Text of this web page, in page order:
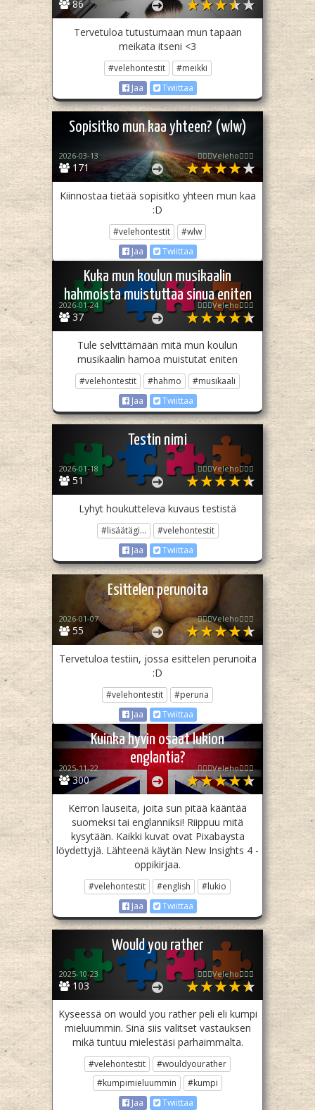
86
Tervetuloa tutustumaan mun tapaan
meikata itseni <3
#velehontestit
#meikki
Jaa
Twiittaa
Sopisitko mun kaa yhteen? (wlw)
171
2026-03-13 🧙🏻‍♀️Veleho🧙🏻‍♀️
Kiinnostaa tietää sopisitko yhteen mun kaa
:D
#velehontestit
#wlw
Jaa
Twiittaa
Kuka mun koulun musikaalin
hahmoista muistuttaa sinua eniten
37
2026-01-24 🧙🏻‍♀️Veleho🧙🏻‍♀️
Tule selvittämään mitä mun koulun
musikaalin hamoa muistutat eniten
#velehontestit #hahmo
#musikaali
Jaa
Twiittaa
Testin nimi
51
2026-01-18 🧙🏻‍♀️Veleho🧙🏻‍♀️
Lyhyt houkutteleva kuvaus testistä
#lisäätägi...
#velehontestit
Jaa
Twiittaa
Esittelen perunoita
55
2026-01-07 🧙🏻‍♀️Veleho🧙🏻‍♀️
Tervetuloa testiin, jossa esittelen perunoita
:D
#velehontestit
#peruna
Jaa
Twiittaa
Kuinka hyvin osaat lukion
englantia?
300
2025-11-22 🧙🏻‍♀️Veleho🧙🏻‍♀️
Kerron lauseita, joita sun pitää kääntää
suomeksi tai englanniksi! Riippuu mitä
kysytään. Kaikki kuvat ovat Pixabaysta
löydettyjä. Lähteenä käytän New Insights 4 -
oppikirjaa.
#velehontestit #english
#lukio
Jaa
Twiittaa
Would you rather
103
2025-10-23 🧙🏻‍♀️Veleho🧙🏻‍♀️
Kyseessä on would you rather peli eli kumpi
mieluummin. Sinä siis valitset vastauksen
mikä tuntuu mielestäsi parhaimmalta.
#velehontestit
#wouldyourather
#kumpimieluummin
#kumpi
Jaa
Twiittaa